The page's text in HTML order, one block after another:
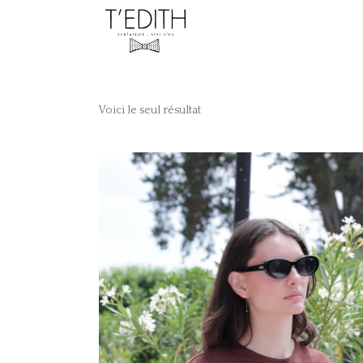
Voici le seul résultat